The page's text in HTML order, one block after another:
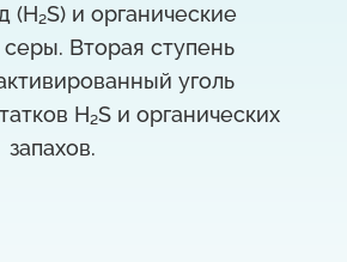
(H₂S) и органические
Вторая ступень
уголь
H₂S и органических
запахов.